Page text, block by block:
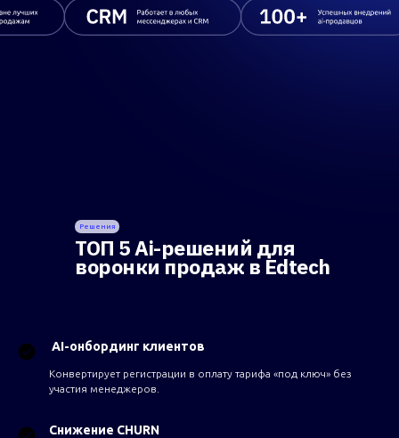
Решения
ТОП 5 Ai-решений для
воронки продаж в Edtech
AI-онбординг клиентов
Конвертирует регистрации в оплату тарифа «под ключ» без
участия менеджеров.
Снижение CHURN